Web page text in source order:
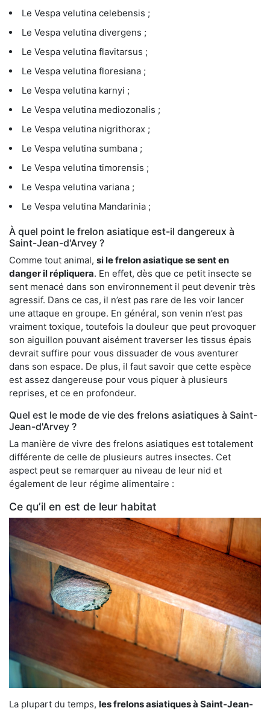
Le Vespa velutina celebensis ;
Le Vespa velutina divergens ;
Le Vespa velutina flavitarsus ;
Le Vespa velutina floresiana ;
Le Vespa velutina karnyi ;
Le Vespa velutina mediozonalis ;
Le Vespa velutina nigrithorax ;
Le Vespa velutina sumbana ;
Le Vespa velutina timorensis ;
Le Vespa velutina variana ;
Le Vespa velutina Mandarinia ;
À quel point le frelon asiatique est-il dangereux à
Saint-Jean-d'Arvey ?
Comme tout animal, si le frelon asiatique se sent en
danger il répliquera. En effet, dès que ce petit insecte se
sent menacé dans son environnement il peut devenir très
agressif. Dans ce cas, il n’est pas rare de les voir lancer
une attaque en groupe. En général, son venin n’est pas
vraiment toxique, toutefois la douleur que peut provoquer
son aiguillon pouvant aisément traverser les tissus épais
devrait suffire pour vous dissuader de vous aventurer
dans son espace. De plus, il faut savoir que cette espèce
est assez dangereuse pour vous piquer à plusieurs
reprises, et ce en profondeur.
Quel est le mode de vie des frelons asiatiques à Saint-
Jean-d'Arvey ?
La manière de vivre des frelons asiatiques est totalement
différente de celle de plusieurs autres insectes. Cet
aspect peut se remarquer au niveau de leur nid et
également de leur régime alimentaire :
Ce qu’il en est de leur habitat
La plupart du temps, les frelons asiatiques à Saint-Jean-